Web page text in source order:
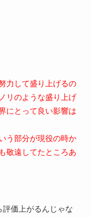
力して盛り上げるの
リのような盛り上げ
にとって良い影響は
う部分が現役の時か
敬遠してたところあ
価上がるんじゃな